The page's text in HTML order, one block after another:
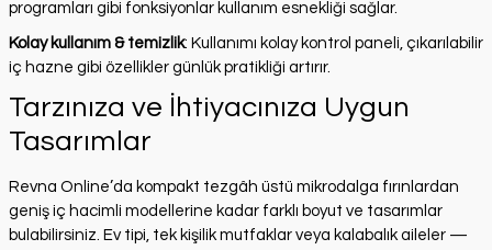
programları gibi fonksiyonlar kullanım esnekliği sağlar.
Kolay kullanım & temizlik: Kullanımı kolay kontrol paneli, çıkarılabilir
iç hazne gibi özellikler günlük pratikliği artırır.
Tarzınıza ve İhtiyacınıza Uygun
Tasarımlar
Revna Online’da kompakt tezgâh üstü mikrodalga fırınlardan
geniş iç hacimli modellerine kadar farklı boyut ve tasarımlar
bulabilirsiniz. Ev tipi, tek kişilik mutfaklar veya kalabalık aileler —